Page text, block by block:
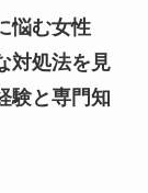
悩む女性
対処法を見
験と専門知